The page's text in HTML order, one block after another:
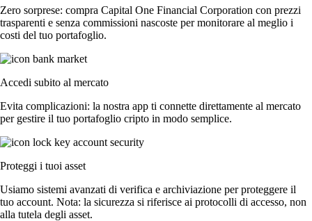
Zero sorprese: compra Capital One Financial Corporation con prezzi
trasparenti e senza commissioni nascoste per monitorare al meglio i
costi del tuo portafoglio.
Accedi subito al mercato
Evita complicazioni: la nostra app ti connette direttamente al mercato
per gestire il tuo portafoglio cripto in modo semplice.
Proteggi i tuoi asset
Usiamo sistemi avanzati di verifica e archiviazione per proteggere il
tuo account. Nota: la sicurezza si riferisce ai protocolli di accesso, non
alla tutela degli asset.